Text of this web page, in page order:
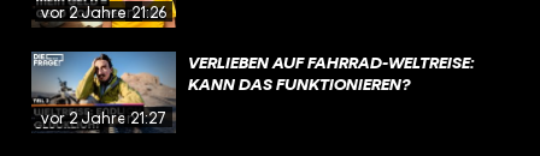
vor 2 Jahren21:26
vor 2 Jahren21:27
VERLIEBEN AUF FAHRRAD-WELTREISE:
KANN DAS FUNKTIONIEREN?